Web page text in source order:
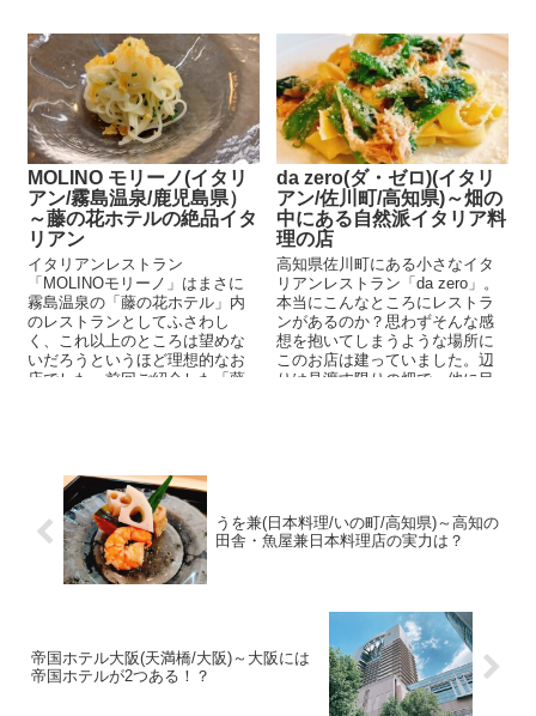
MOLINO モリーノ(イタリ
アン/霧島温泉/鹿児島県）
～藤の花ホテルの絶品イタ
リアン
イタリアンレストラン
「MOLINOモリーノ」はまさに
霧島温泉の「藤の花ホテル」内
のレストランとしてふさわし
く、これ以上のところは望めな
いだろうというほど理想的なお
店でした。前回ご紹介した「藤
da zero(ダ・ゼロ)(イタリ
アン/佐川町/高知県)～畑の
中にある自然派イタリア料
理の店
高知県佐川町にある小さなイタ
リアンレストラン「da zero」。
本当にこんなところにレストラ
ンがあるのか？思わずそんな感
想を抱いてしまうような場所に
このお店は建っていました。辺
りは見渡す限りの畑で、他に目
うを兼(日本料理/いの町/高知県)～高知の
田舎・魚屋兼日本料理店の実力は？
帝国ホテル大阪(天満橋/大阪)～大阪には
帝国ホテルが2つある！？